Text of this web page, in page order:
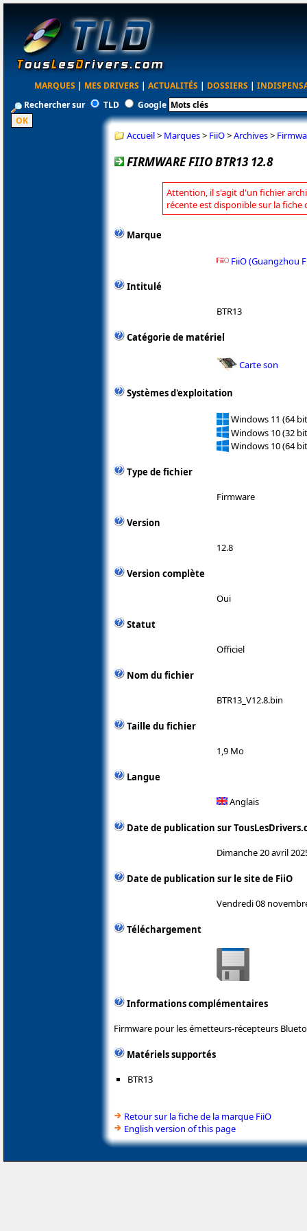
MARQUES | MES DRIVERS | ACTUALITÉS | DOSSIERS |
Rechercher sur
TLD Google
Accueil> Marques> FiiO>Archives>
FIRMWARE FIIO BTR13 12.8
Attention, il s'agit d'un fichier
récente est disponible sur la fiche
Marque
FiiO (Guangzhou
Intitulé
BTR13
Catégorie de matériel
Carte son
Systèmes d'exploitation
Windows 11 (64
Windows 10 (32
Windows 10 (64
Type de fichier
Firmware
Version
12.8
Version complète
Oui
Statut
Officiel
Nom du fichier
BTR13_V12.8.bin
Taille du fichier
1,9 Mo
Langue
Anglais
Date de publication sur
Dimanche 20 avril
Date de publication sur le site de FiiO
Vendredi 08
Téléchargement
Informations complémentaires
Firmware pour les émetteurs-récepteurs
Matériels supportés
BTR13
Retour sur la fiche de la marque FiiO
English version of this page